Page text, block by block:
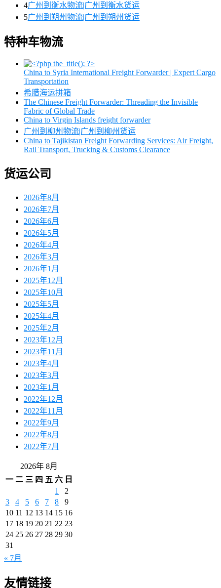
4广州到衡水物流|广州到衡水货运
5广州到朔州物流|广州到朔州货运
特种车物流
China to Syria International Freight Forwarder | Expert Cargo
Transportation
希腊海运拼箱
The Chinese Freight Forwarder: Threading the Invisible
Fabric of Global Trade
China to Virgin Islands freight forwarder
广州到柳州物流|广州到柳州货运
China to Tajikistan Freight Forwarding Services: Air Freight,
Rail Transport, Trucking & Customs Clearance
货运公司
2026年8月
2026年7月
2026年6月
2026年5月
2026年4月
2026年3月
2026年1月
2025年12月
2025年10月
2025年5月
2025年4月
2025年2月
2023年12月
2023年11月
2023年4月
2023年3月
2023年1月
2022年12月
2022年11月
2022年9月
2022年8月
2022年7月
2026年 8月
一 二 三 四 五 六 日
1
2
3
4 5 6 7 8
9
10 11 12 13 14 15 16
17 18 19 20 21 22 23
24 25 26 27 28 29 30
31
« 7月
友情链接